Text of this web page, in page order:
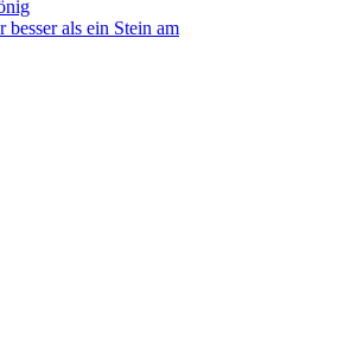
besser als ein Stein am